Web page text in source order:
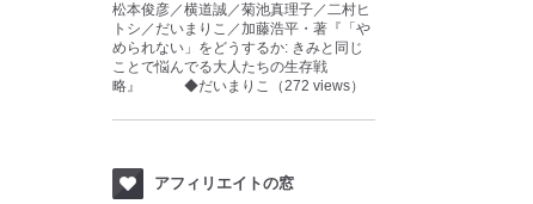
松本俊彦／横道誠／菊池真理子／二村ヒ
トシ／だいまりこ／加藤浩平・著『「や
められない」をどうするか: きみと同じ
ことで悩んでる大人たちの生存戦
略』 ◆だいまりこ（272 views）
アフィリエイトの窓